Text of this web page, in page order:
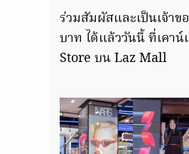
ร่วมสัมผัสและเป็นเจ้า
บาท ได้แล้ววันนี้ ที่เคาน์
Store บน Laz Mall